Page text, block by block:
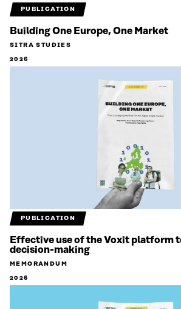
PUBLICATION
Building One Europe, One Market
SITRA STUDIES
2026
PUBLICATION
Effective use of the Voxit platform
decision-making
MEMORANDUM
2026